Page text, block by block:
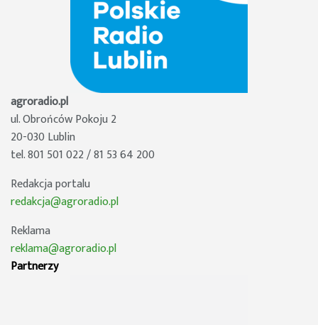
agroradio.pl
ul. Obrońców Pokoju 2
20-030 Lublin
tel. 801 501 022 / 81 53 64 200
Redakcja portalu
redakcja@agroradio.pl
Reklama
reklama@agroradio.pl
Partnerzy